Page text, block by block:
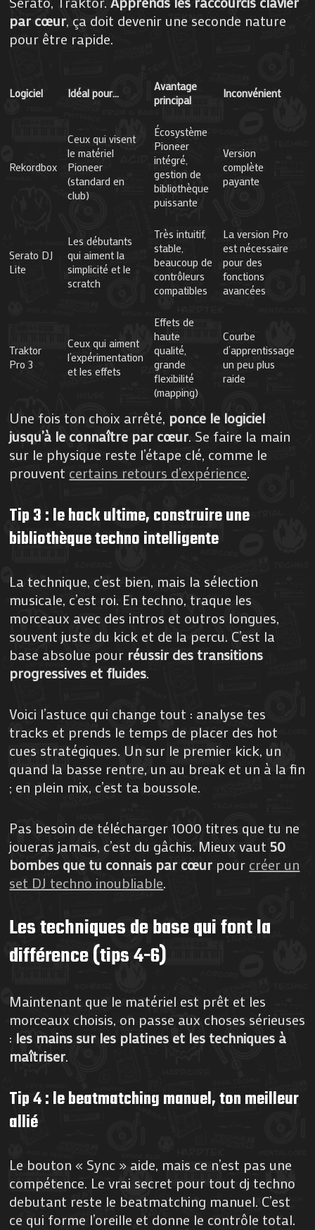
par cœur, ça doit devenir une seconde nature
pour être rapide.
Logiciel Idéal pour…
Avantage
principal
Inconvénient
Rekordbox
Ceux qui visent
le matériel
Pioneer
(standard en
club)
Écosystème
Pioneer
intégré,
gestion de
bibliothèque
puissante
Version
complète
payante
Serato DJ
Lite
Les débutants
qui aiment la
simplicité et le
scratch
Très intuitif,
stable,
beaucoup de
contrôleurs
compatibles
La version Pro
est nécessaire
pour des
fonctions
avancées
Traktor
Pro 3
Ceux qui aiment
l’expérimentation
et les effets
Effets de
haute
qualité,
grande
flexibilité
(mapping)
Courbe
d’apprentissage
un peu plus
raide
Une fois ton choix arrêté, ponce le logiciel
jusqu’à le connaître par cœur. Se faire la main
sur le physique reste l’étape clé, comme le
prouvent certains retours d’expérience.
Tip 3 : le hack ultime, construire une
bibliothèque techno intelligente
La technique, c’est bien, mais la sélection
musicale, c’est roi. En techno, traque les
morceaux avec des intros et outros longues,
souvent juste du kick et de la percu. C’est la
base absolue pour réussir des transitions
progressives et fluides.
Voici l’astuce qui change tout : analyse tes
tracks et prends le temps de placer des hot
cues stratégiques. Un sur le premier kick, un
quand la basse rentre, un au break et un à la fin
; en plein mix, c’est ta boussole.
Pas besoin de télécharger 1000 titres que tu ne
joueras jamais, c’est du gâchis. Mieux vaut 50
bombes que tu connais par cœur pour créer un
set DJ techno inoubliable.
Les techniques de base qui font la
différence (tips 4-6)
Maintenant que le matériel est prêt et les
morceaux choisis, on passe aux choses sérieuses
: les mains sur les platines et les techniques à
maîtriser.
Tip 4 : lebeatmatching manuel, ton meilleur
allié
Le bouton « Sync » aide, mais ce n’est pas une
compétence. Le vrai secret pour tout dj techno
debutant reste le beatmatching manuel. C’est
ce qui forme l’oreille et donne le contrôle total.